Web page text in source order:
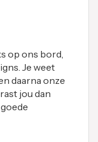
op ons bord,
Je weet
daarna onze
jou dan